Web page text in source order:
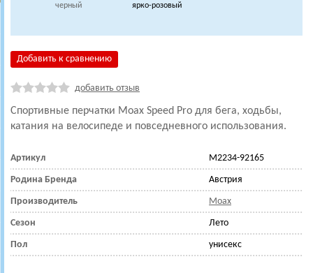
черный ярко-розовый
Добавить к сравнению
добавить отзыв
Спортивные перчатки Moax Speed Pro для бега, ходьбы,
катания на велосипеде и повседневного использования.
Артикул M2234-92165
Родина Бренда Австрия
Производитель Moax
Сезон Лето
Пол унисекс